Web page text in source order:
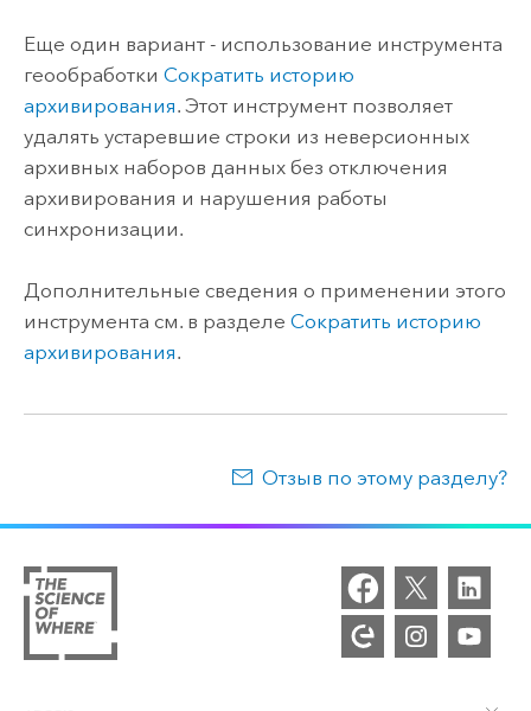
Еще один вариант - использование инструмента
геообработки Сократить историю
архивирования. Этот инструмент позволяет
удалять устаревшие строки из неверсионных
архивных наборов данных без отключения
архивирования и нарушения работы
синхронизации.
Дополнительные сведения о применении этого
инструмента см. в разделе Сократить историю
архивирования.
Отзыв по этому разделу?